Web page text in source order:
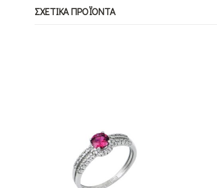
ΣΧΕΤΙΚΆ ΠΡΟΪΌΝΤΑ
ΕΞΑΝΤΛΗΜΈΝΟ